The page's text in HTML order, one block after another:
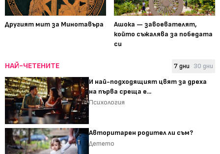
Другият мит за Минотавъра
Ашока — завоевателят,
който съжалява за победата
си
НАЙ-ЧЕТЕНИТЕ 7 дни 30 дни
И най-подходящият цвят за дреха
на първа среща е...
Психология
Авторитарен родител ли съм?
Детето